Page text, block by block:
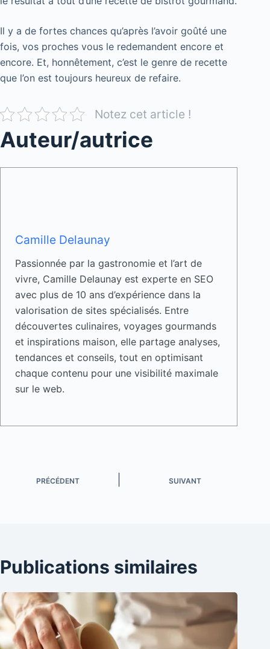
Il y a de fortes chances qu’après l’avoir goûté une
fois, vos proches vous le redemandent encore et
encore. Et, honnêtement, c’est le genre de recette
que l’on est toujours heureux de refaire.
Notez cet article !
Auteur/autrice
Camille Delaunay
Passionnée par la gastronomie et l’art de
vivre, Camille Delaunay est experte en SEO
avec plus de 10 ans d’expérience dans la
valorisation de sites spécialisés. Entre
découvertes culinaires, voyages gourmands
et inspirations maison, elle partage analyses,
tendances et conseils, tout en optimisant
chaque contenu pour une visibilité maximale
sur le web.
PRÉCÉDENT SUIVANT
Publications similaires